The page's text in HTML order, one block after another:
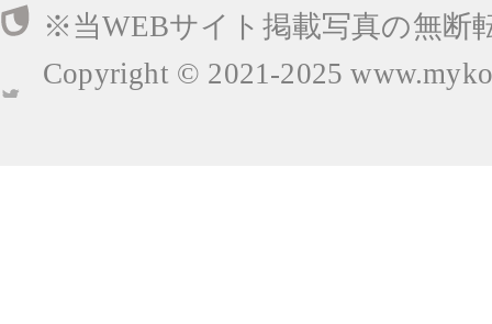
※当WEBサイト掲載写真の無断
Copyright © 2021-2025